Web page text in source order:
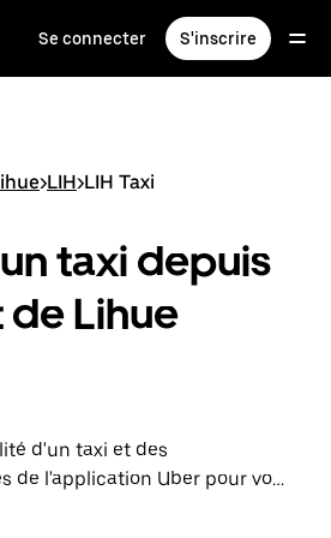
Se connecter S'inscrire
>LIH>LIH Taxi
taxi depuis
Lihue
d'un taxi et des
de l'application Uber pour vous
à destination de l'aéroport LIH.